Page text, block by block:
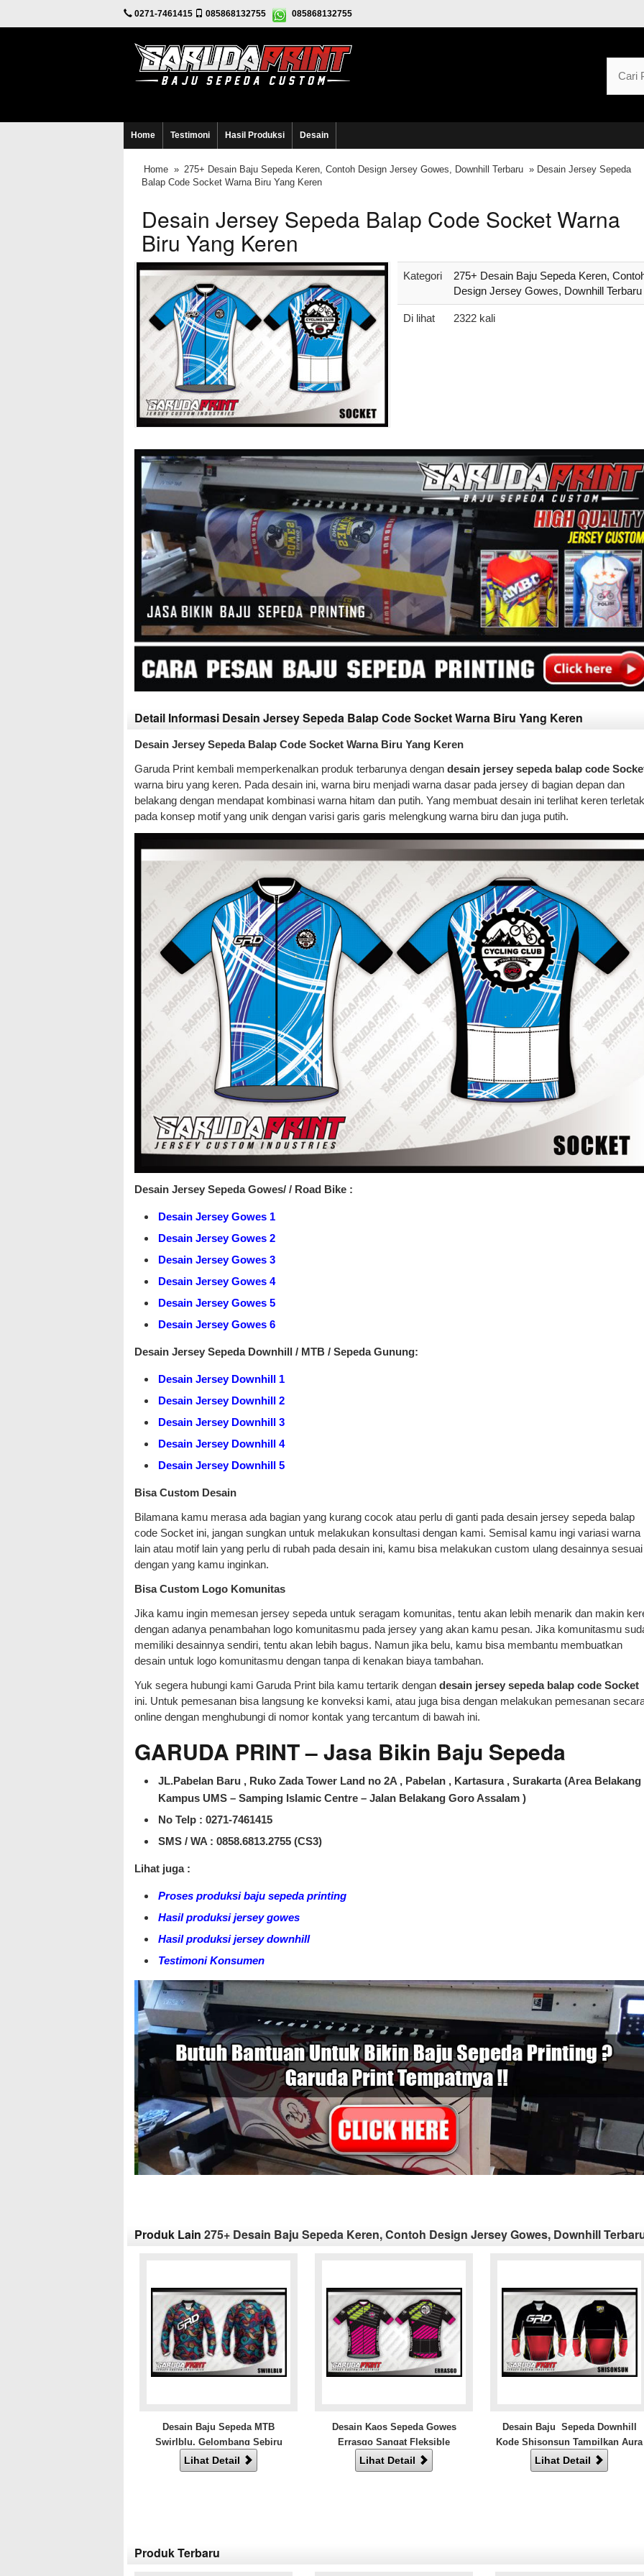
0271-7461415 085868132755 085868132755
Home Testimoni Hasil Produksi Desain
Home » 275+ Desain Baju Sepeda Keren, Contoh Design Jersey Gowes, Downhill Terbaru » Desain Jersey Sepeda
Balap Code Socket Warna Biru Yang Keren
Desain Jersey Sepeda Balap Code Socket Warna
Biru Yang Keren
Kategori
275+ Desain Baju Sepeda Keren,
Design Jersey Gowes, Downhill Terbaru
Di lihat 2322 kali
Detail Informasi Desain Jersey Sepeda Balap Code Socket Warna Biru Yang Keren
Desain Jersey Sepeda Balap Code Socket Warna Biru Yang Keren
Garuda Print kembali memperkenalkan produk terbarunya dengan desain jersey sepeda balap code
warna biru yang keren. Pada desain ini, warna biru menjadi warna dasar pada jersey di bagian depan dan
belakang dengan mendapat kombinasi warna hitam dan putih. Yang membuat desain ini terlihat keren terletak
pada konsep motif yang unik dengan varisi garis garis melengkung warna biru dan juga putih.
Desain Jersey Sepeda Gowes/ / Road Bike :
Desain Jersey Gowes 1
Desain Jersey Gowes 2
Desain Jersey Gowes 3
Desain Jersey Gowes 4
Desain Jersey Gowes 5
Desain Jersey Gowes 6
Desain Jersey Sepeda Downhill / MTB / Sepeda Gunung:
Desain Jersey Downhill 1
Desain Jersey Downhill 2
Desain Jersey Downhill 3
Desain Jersey Downhill 4
Desain Jersey Downhill 5
Bisa Custom Desain
Bilamana kamu merasa ada bagian yang kurang cocok atau perlu di ganti pada desain jersey sepeda balap
code Socket ini, jangan sungkan untuk melakukan konsultasi dengan kami. Semisal kamu ingi variasi warna
lain atau motif lain yang perlu di rubah pada desain ini, kamu bisa melakukan custom ulang desainnya sesuai
dengan yang kamu inginkan.
Bisa Custom Logo Komunitas
Jika kamu ingin memesan jersey sepeda untuk seragam komunitas, tentu akan lebih menarik dan makin
dengan adanya penambahan logo komunitasmu pada jersey yang akan kamu pesan. Jika komunitasmu
memiliki desainnya sendiri, tentu akan lebih bagus. Namun jika belu, kamu bisa membantu membuatkan
desain untuk logo komunitasmu dengan tanpa di kenakan biaya tambahan.
Yuk segera hubungi kami Garuda Print bila kamu tertarik dengan desain jersey sepeda balap code Socket
ini. Untuk pemesanan bisa langsung ke konveksi kami, atau juga bisa dengan melakukan pemesanan
online dengan menghubungi di nomor kontak yang tercantum di bawah ini.
GARUDA PRINT – Jasa Bikin Baju Sepeda
JL.Pabelan Baru , Ruko Zada Tower Land no 2A , Pabelan , Kartasura , Surakarta (Area Belakang
Kampus UMS – Samping Islamic Centre – Jalan Belakang Goro Assalam )
No Telp : 0271-7461415
SMS / WA : 0858.6813.2755 (CS3)
Lihat juga :
Proses produksi baju sepeda printing
Hasil produksi jersey gowes
Hasil produksi jersey downhill
Testimoni Konsumen
Produk Lain 275+ Desain Baju Sepeda Keren, Contoh Design Jersey Gowes, Downhill
Desain Baju Sepeda MTB
Swirlblu, Gelombang Sebiru
Lautan
Lihat Detail
Desain Kaos Sepeda Gowes
Errasgo Sangat Fleksible
Lihat Detail
Desain Baju Sepeda Downhill
Kode Shisonsun Tampilkan Aura
Sporty
Lihat Detail
Produk Terbaru